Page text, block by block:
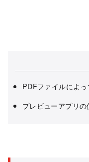
PDFファイルによ
プレビューアプリの